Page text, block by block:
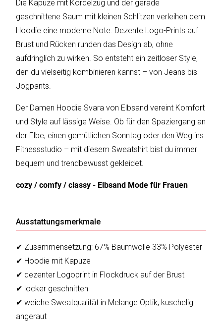
erstellen
Preisliste
Die Kapuze mit Kordelzug und der gerade
geschnittene Saum mit kleinen Schlitzen verleihen dem
Hoodie eine moderne Note. Dezente Logo-Prints auf
Brust und Rücken runden das Design ab, ohne
aufdringlich zu wirken. So entsteht ein zeitloser Style,
den du vielseitig kombinieren kannst – von Jeans bis
Jogpants.
Der Damen Hoodie Svara von Elbsand vereint Komfort
und Style auf lässige Weise. Ob für den Spaziergang an
der Elbe, einen gemütlichen Sonntag oder den Weg ins
Fitnessstudio – mit diesem Sweatshirt bist du immer
bequem und trendbewusst gekleidet.
cozy / comfy / classy - Elbsand Mode für Frauen
Ausstattungsmerkmale
✔ Zusammensetzung: 67% Baumwolle 33% Polyester
✔ Hoodie mit Kapuze
✔ dezenter Logoprint in Flockdruck auf der Brust
✔ locker geschnitten
✔ weiche Sweatqualität in Melange Optik, kuschelig
angeraut